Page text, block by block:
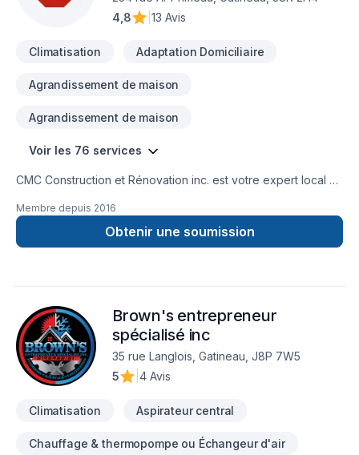
4,8
13 Avis
Climatisation Adaptation Domiciliaire
Agrandissement de maison
Agrandissement de maison
Voir les 76 services
CMC Construction et Rénovation inc. est votre expert local en
haies, Armoires, Balcon, Balcon de bois, Béton, Cablage,
Carrelage, Chauffage, Chauffage à l'huile, Climatisation,
Clôture, Commercial, Cuisine, Démolition, Électricité, Entretien
Plancher, Plomberie, Portes et fenêtres, Rénovation
générale, Revêtement extérieur, Salle de bain, Soudeur,
Sous-sol, Tapis, Toiture, Tourbe, Transport, Ventilation dans
les secteurs de Eastern Ontario,Outaouais, combinant
expérience, innovation et rigueur. Notre équipe
Membre depuis 2016
Obtenir une soumission
Brown's entrepreneur
spécialisé inc
35 rue Langlois, Gatineau, J8P 7W5
5
4 Avis
Climatisation Aspirateur central
Chauffage & thermopompe ou Échangeur d'air